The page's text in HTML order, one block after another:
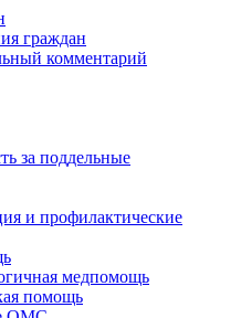
граждан
комментарий
за поддельные
и профилактические
медпомощь
помощь